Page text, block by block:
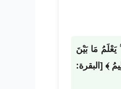
مَا بَيْنَ
﴾ [البقرة: